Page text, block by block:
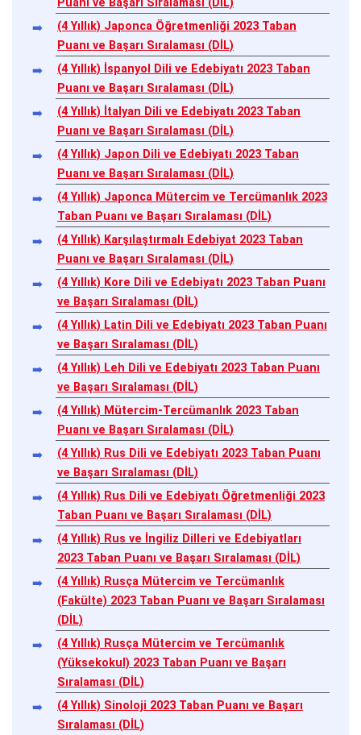
Puanı ve Başarı Sıralaması (DİL)
(4 Yıllık) Japonca Öğretmenliği 2023 Taban
Puanı ve Başarı Sıralaması (DİL)
(4 Yıllık) İspanyol Dili ve Edebiyatı 2023 Taban
Puanı ve Başarı Sıralaması (DİL)
(4 Yıllık) İtalyan Dili ve Edebiyatı 2023 Taban
Puanı ve Başarı Sıralaması (DİL)
(4 Yıllık) Japon Dili ve Edebiyatı 2023 Taban
Puanı ve Başarı Sıralaması (DİL)
(4 Yıllık) Japonca Mütercim ve Tercümanlık 2023
Taban Puanı ve Başarı Sıralaması (DİL)
(4 Yıllık) Karşılaştırmalı Edebiyat 2023 Taban
Puanı ve Başarı Sıralaması (DİL)
(4 Yıllık) Kore Dili ve Edebiyatı 2023 Taban Puanı
ve Başarı Sıralaması (DİL)
(4 Yıllık) Latin Dili ve Edebiyatı 2023 Taban Puanı
ve Başarı Sıralaması (DİL)
(4 Yıllık) Leh Dili ve Edebiyatı 2023 Taban Puanı
ve Başarı Sıralaması (DİL)
(4 Yıllık) Mütercim-Tercümanlık 2023 Taban
Puanı ve Başarı Sıralaması (DİL)
(4 Yıllık) Rus Dili ve Edebiyatı 2023 Taban Puanı
ve Başarı Sıralaması (DİL)
(4 Yıllık) Rus Dili ve Edebiyatı Öğretmenliği 2023
Taban Puanı ve Başarı Sıralaması (DİL)
(4 Yıllık) Rus ve İngiliz Dilleri ve Edebiyatları
2023 Taban Puanı ve Başarı Sıralaması (DİL)
(4 Yıllık) Rusça Mütercim ve Tercümanlık
(Fakülte) 2023 Taban Puanı ve Başarı Sıralaması
(DİL)
(4 Yıllık) Rusça Mütercim ve Tercümanlık
(Yüksekokul) 2023 Taban Puanı ve Başarı
Sıralaması (DİL)
(4 Yıllık) Sinoloji 2023 Taban Puanı ve Başarı
Sıralaması (DİL)